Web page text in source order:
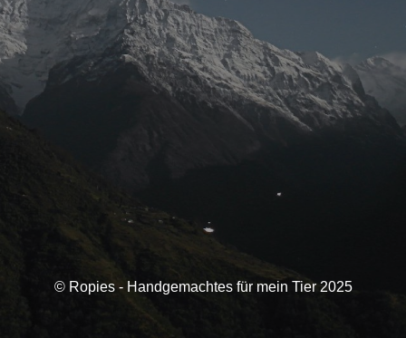
© Ropies - Handgemachtes für mein Tier 2025